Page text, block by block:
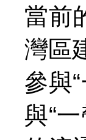
當前
灣區
參與
與“